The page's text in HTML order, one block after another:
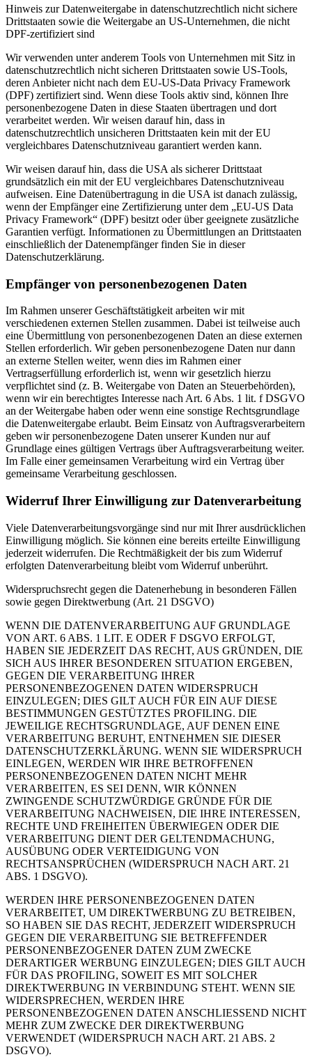
Hinweis zur Datenweitergabe in datenschutzrechtlich nicht sichere
Drittstaaten sowie die Weitergabe an US-Unternehmen, die nicht
DPF-zertifiziert sind
Wir verwenden unter anderem Tools von Unternehmen mit Sitz in
datenschutzrechtlich nicht sicheren Drittstaaten sowie US-Tools,
deren Anbieter nicht nach dem EU-US-Data Privacy Framework
(DPF) zertifiziert sind. Wenn diese Tools aktiv sind, können Ihre
personenbezogene Daten in diese Staaten übertragen und dort
verarbeitet werden. Wir weisen darauf hin, dass in
datenschutzrechtlich unsicheren Drittstaaten kein mit der EU
vergleichbares Datenschutzniveau garantiert werden kann.
Wir weisen darauf hin, dass die USA als sicherer Drittstaat
grundsätzlich ein mit der EU vergleichbares Datenschutzniveau
aufweisen. Eine Datenübertragung in die USA ist danach zulässig,
wenn der Empfänger eine Zertifizierung unter dem „EU-US Data
Privacy Framework“ (DPF) besitzt oder über geeignete zusätzliche
Garantien verfügt. Informationen zu Übermittlungen an Drittstaaten
einschließlich der Datenempfänger finden Sie in dieser
Datenschutzerklärung.
Empfänger von personenbezogenen Daten
Im Rahmen unserer Geschäftstätigkeit arbeiten wir mit
verschiedenen externen Stellen zusammen. Dabei ist teilweise auch
eine Übermittlung von personenbezogenen Daten an diese externen
Stellen erforderlich. Wir geben personenbezogene Daten nur dann
an externe Stellen weiter, wenn dies im Rahmen einer
Vertragserfüllung erforderlich ist, wenn wir gesetzlich hierzu
verpflichtet sind (z. B. Weitergabe von Daten an Steuerbehörden),
wenn wir ein berechtigtes Interesse nach Art. 6 Abs. 1 lit. f DSGVO
an der Weitergabe haben oder wenn eine sonstige Rechtsgrundlage
die Datenweitergabe erlaubt. Beim Einsatz von Auftragsverarbeitern
geben wir personenbezogene Daten unserer Kunden nur auf
Grundlage eines gültigen Vertrags über Auftragsverarbeitung weiter.
Im Falle einer gemeinsamen Verarbeitung wird ein Vertrag über
gemeinsame Verarbeitung geschlossen.
Widerruf Ihrer Einwilligung zur Datenverarbeitung
Viele Datenverarbeitungsvorgänge sind nur mit Ihrer ausdrücklichen
Einwilligung möglich. Sie können eine bereits erteilte Einwilligung
jederzeit widerrufen. Die Rechtmäßigkeit der bis zum Widerruf
erfolgten Datenverarbeitung bleibt vom Widerruf unberührt.
Widerspruchsrecht gegen die Datenerhebung in besonderen Fällen
sowie gegen Direktwerbung (Art. 21 DSGVO)
WENN DIE DATENVERARBEITUNG AUF GRUNDLAGE
VON ART. 6 ABS. 1 LIT. E ODER F DSGVO ERFOLGT,
HABEN SIE JEDERZEIT DAS RECHT, AUS GRÜNDEN, DIE
SICH AUS IHRER BESONDEREN SITUATION ERGEBEN,
GEGEN DIE VERARBEITUNG IHRER
PERSONENBEZOGENEN DATEN WIDERSPRUCH
EINZULEGEN; DIES GILT AUCH FÜR EIN AUF DIESE
BESTIMMUNGEN GESTÜTZTES PROFILING. DIE
JEWEILIGE RECHTSGRUNDLAGE, AUF DENEN EINE
VERARBEITUNG BERUHT, ENTNEHMEN SIE DIESER
DATENSCHUTZERKLÄRUNG. WENN SIE WIDERSPRUCH
EINLEGEN, WERDEN WIR IHRE BETROFFENEN
PERSONENBEZOGENEN DATEN NICHT MEHR
VERARBEITEN, ES SEI DENN, WIR KÖNNEN
ZWINGENDE SCHUTZWÜRDIGE GRÜNDE FÜR DIE
VERARBEITUNG NACHWEISEN, DIE IHRE INTERESSEN,
RECHTE UND FREIHEITEN ÜBERWIEGEN ODER DIE
VERARBEITUNG DIENT DER GELTENDMACHUNG,
AUSÜBUNG ODER VERTEIDIGUNG VON
RECHTSANSPRÜCHEN (WIDERSPRUCH NACH ART. 21
ABS. 1 DSGVO).
WERDEN IHRE PERSONENBEZOGENEN DATEN
VERARBEITET, UM DIREKTWERBUNG ZU BETREIBEN,
SO HABEN SIE DAS RECHT, JEDERZEIT WIDERSPRUCH
GEGEN DIE VERARBEITUNG SIE BETREFFENDER
PERSONENBEZOGENER DATEN ZUM ZWECKE
DERARTIGER WERBUNG EINZULEGEN; DIES GILT AUCH
FÜR DAS PROFILING, SOWEIT ES MIT SOLCHER
DIREKTWERBUNG IN VERBINDUNG STEHT. WENN SIE
WIDERSPRECHEN, WERDEN IHRE
PERSONENBEZOGENEN DATEN ANSCHLIESSEND NICHT
MEHR ZUM ZWECKE DER DIREKTWERBUNG
VERWENDET (WIDERSPRUCH NACH ART. 21 ABS. 2
DSGVO).